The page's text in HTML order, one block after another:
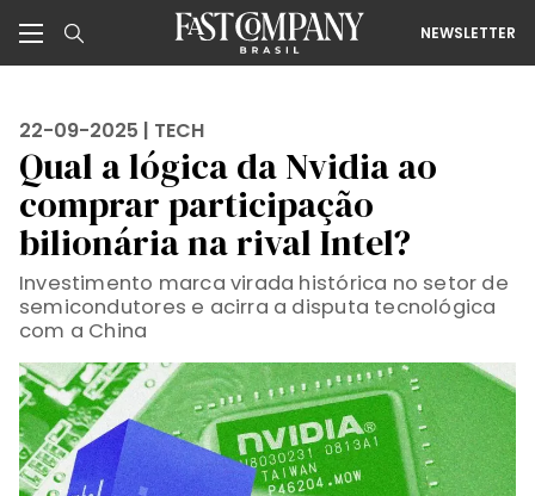
NEWSLETTER
22-09-2025 | TECH
Qual a lógica da Nvidia ao
comprar participação
bilionária na rival Intel?
Investimento marca virada histórica no setor de
semicondutores e acirra a disputa tecnológica
com a China